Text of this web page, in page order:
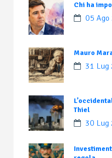
Chi ha
05 Ago
Mauro
31 Lug
Thiel
30 Lug